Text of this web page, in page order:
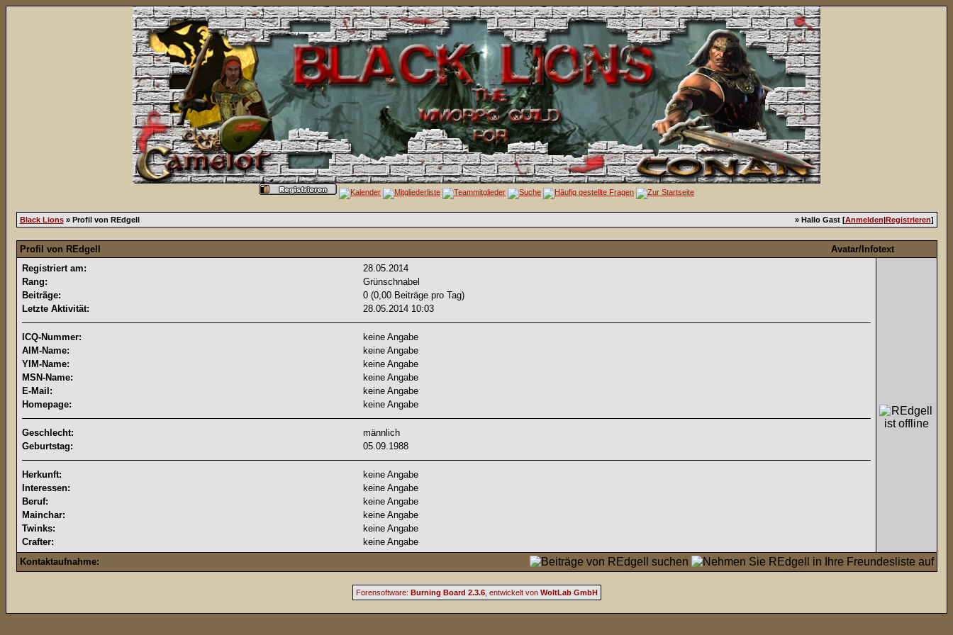
Black Lions» Profil von REdgell » Hallo Gast [Anmelden|Registrieren]
Profil von REdgell
Avatar/Infotext
Registriert am:
28.05.2014
Rang:
Grünschnabel
Beiträge:
0 (0,00 Beiträge pro Tag)
Letzte Aktivität:
28.05.2014 10:03
ICQ-Nummer:
keine Angabe
AIM-Name:
keine Angabe
YIM-Name:
keine Angabe
MSN-Name:
keine Angabe
E-Mail:
keine Angabe
Homepage:
keine Angabe
Geschlecht:
männlich
Geburtstag:
05.09.1988
Herkunft:
keine Angabe
Interessen:
keine Angabe
Beruf:
keine Angabe
Mainchar:
keine Angabe
Twinks:
keine Angabe
Crafter:
keine Angabe
Kontaktaufnahme:
Forensoftware: Burning Board 2.3.6, entwickelt von WoltLab GmbH